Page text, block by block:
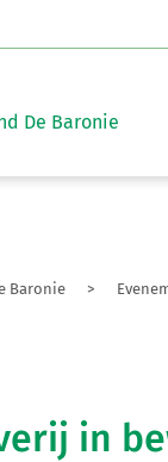
Baronie >
in